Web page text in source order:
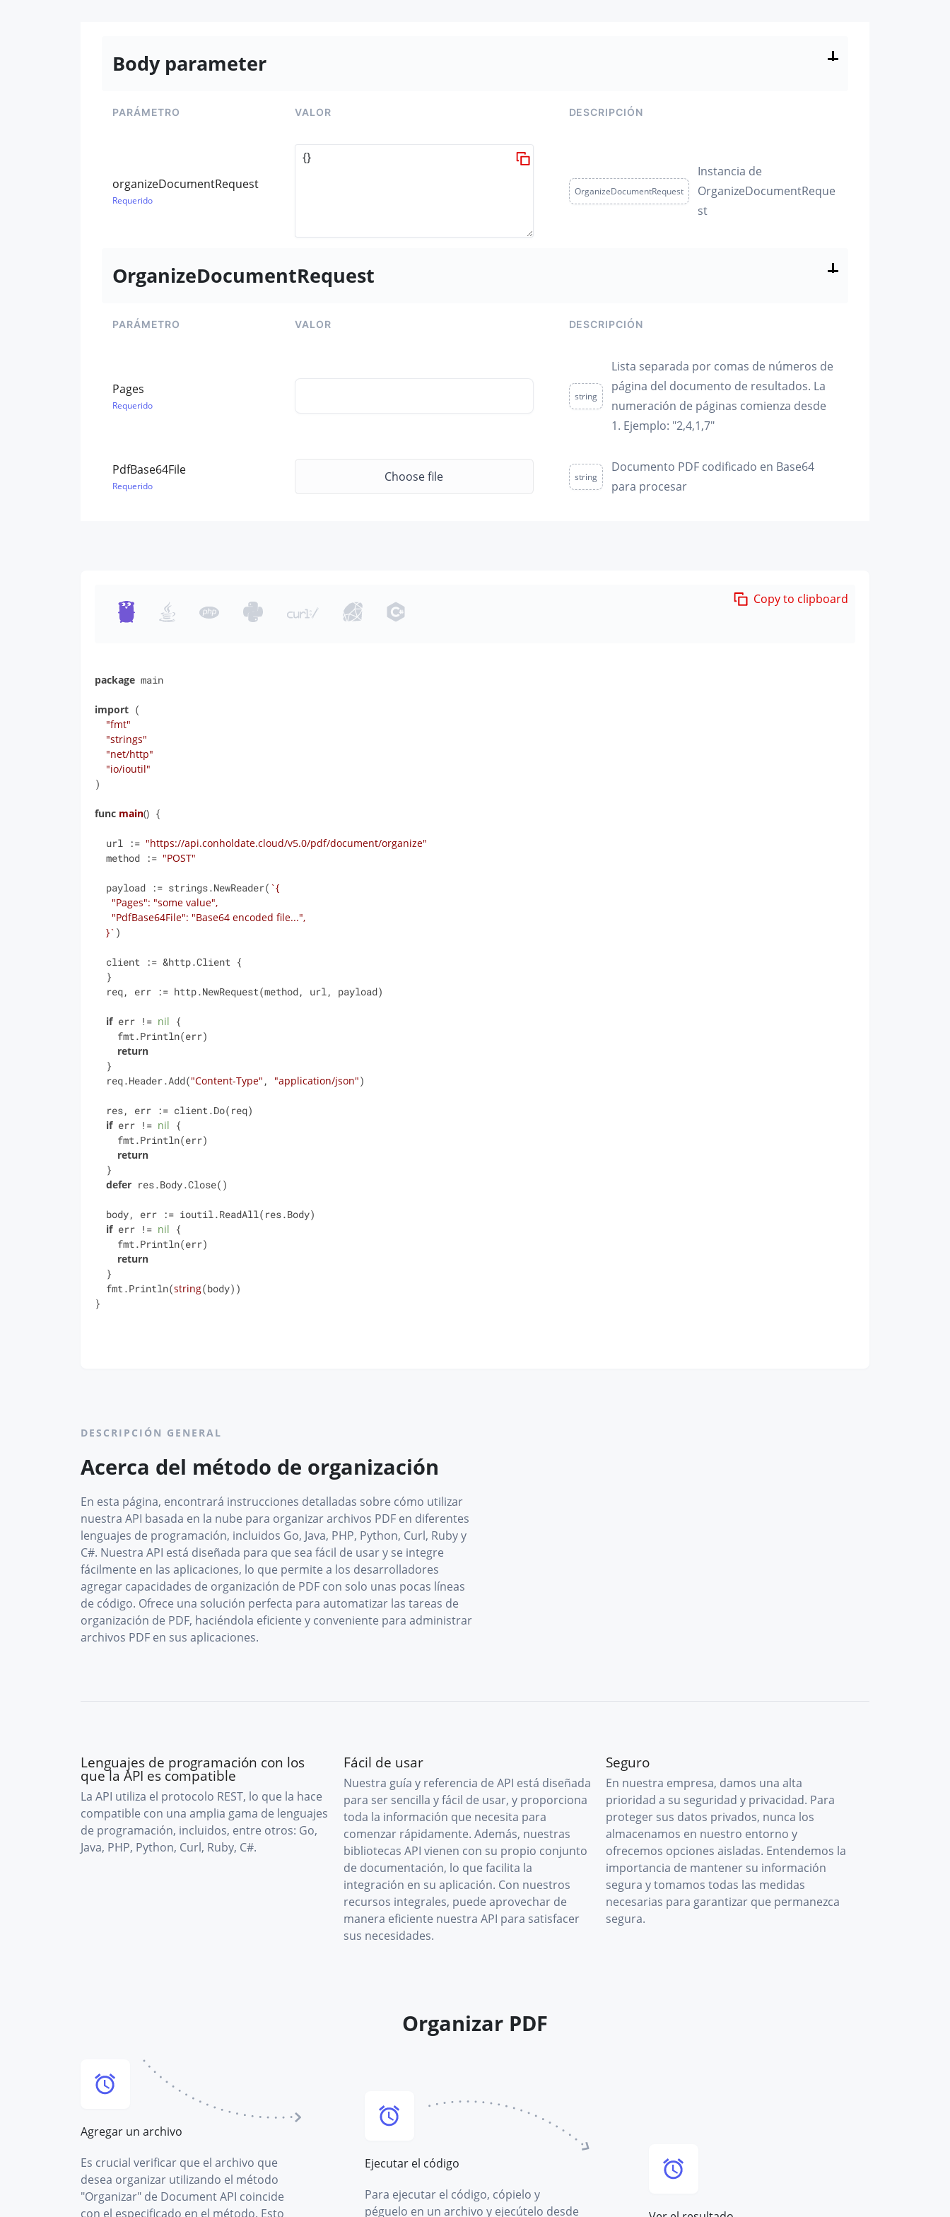
Body parameter
PARÁMETRO VALOR DESCRIPCIÓN
organizeDocumentRequest
Requerido
OrganizeDocumentRequest
Instancia de
OrganizeDocumentReque
st
OrganizeDocumentRequest
PARÁMETRO VALOR DESCRIPCIÓN
Pages
Requerido
string
Lista separada por comas de números de
página del documento de resultados. La
numeración de páginas comienza desde
1. Ejemplo: "2,4,1,7"
PdfBase64File
Requerido
Choose file string
Documento PDF codificado en Base64
para procesar
Copy to clipboard
package main
import (
"fmt"
"strings"
"net/http"
"io/ioutil"
)
func main() {
  url :=
"https://api.conholdate.cloud/v5.0/pdf/document/organize"
  method :=
"POST"
  payload := strings.NewReader(
`{
    }`
)
if err != nil {
return
  req.Header.Add(
"Content-Type" , "application/json")
if err != nil {
return
defer res.Body.Close()
if err != nil {
return
  fmt.Println(
string(body))
}
DESCRIPCIÓN GENERAL
Acerca del método de organización
En esta página, encontrará instrucciones detalladas sobre cómo utilizar
nuestra API basada en la nube para organizar archivos PDF en diferentes
lenguajes de programación, incluidos Go, Java, PHP, Python, Curl, Ruby y
C#. Nuestra API está diseñada para que sea fácil de usar y se integre
fácilmente en las aplicaciones, lo que permite a los desarrolladores
agregar capacidades de organización de PDF con solo unas pocas líneas
de código. Ofrece una solución perfecta para automatizar las tareas de
organización de PDF, haciéndola eficiente y conveniente para administrar
archivos PDF en sus aplicaciones.
Lenguajes de programación con los
que la API es compatible
La API utiliza el protocolo REST, lo que la hace
compatible con una amplia gama de lenguajes
de programación, incluidos, entre otros: Go,
Java, PHP, Python, Curl, Ruby, C#.
Fácil de usar
Nuestra guía y referencia de API está diseñada
para ser sencilla y fácil de usar, y proporciona
toda la información que necesita para
comenzar rápidamente. Además, nuestras
bibliotecas API vienen con su propio conjunto
de documentación, lo que facilita la
integración en su aplicación. Con nuestros
recursos integrales, puede aprovechar de
manera eficiente nuestra API para satisfacer
sus necesidades.
Seguro
En nuestra empresa, damos una alta
prioridad a su seguridad y privacidad. Para
proteger sus datos privados, nunca los
almacenamos en nuestro entorno y
ofrecemos opciones aisladas. Entendemos la
importancia de mantener su información
segura y tomamos todas las medidas
necesarias para garantizar que permanezca
segura.
Organizar PDF
Agregar un archivo
Es crucial verificar que el archivo que
desea organizar utilizando el método
"Organizar" de Document API coincide
con el especificado en el método. Esto
Ejecutar el código
Para ejecutar el código, cópielo y
péguelo en un archivo y ejecútelo desde